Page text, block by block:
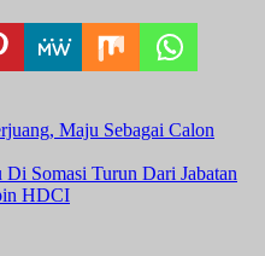
Maju Sebagai Calon
Somasi Turun Dari Jabatan
HDCI